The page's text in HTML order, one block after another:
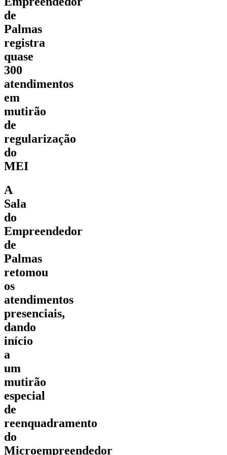
de
Palmas
registra
quase
300
atendimentos
em
mutirão
de
regularização
do
MEI
A
Sala
do
Empreendedor
de
Palmas
retomou
os
atendimentos
presenciais,
dando
início
a
um
mutirão
especial
de
reenquadramento
do
Microempreendedor